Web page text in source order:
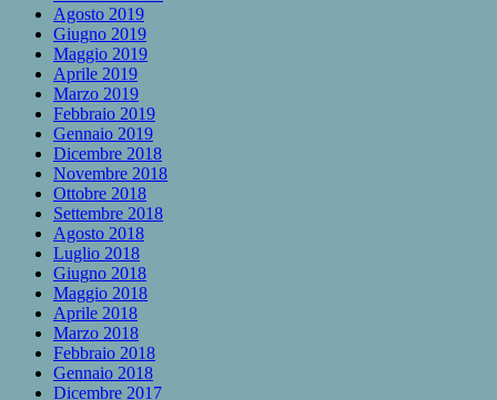
Agosto 2019
Giugno 2019
Maggio 2019
Aprile 2019
Marzo 2019
Febbraio 2019
Gennaio 2019
Dicembre 2018
Novembre 2018
Ottobre 2018
Settembre 2018
Agosto 2018
Luglio 2018
Giugno 2018
Maggio 2018
Aprile 2018
Marzo 2018
Febbraio 2018
Gennaio 2018
Dicembre 2017